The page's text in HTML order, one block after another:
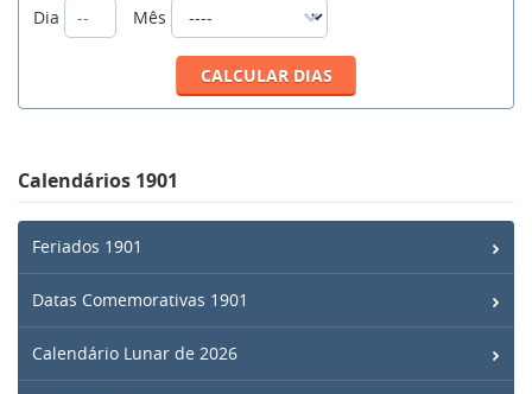
Dia
Mês
Calendários 1901
Feriados 1901
Datas Comemorativas 1901
Calendário Lunar de 2026